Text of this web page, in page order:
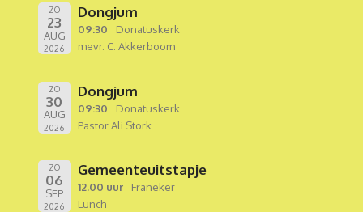
ZO
23
AUG
2026
Dongjum
09:30
Donatuskerk
mevr. C. Akkerboom
ZO
30
AUG
2026
Dongjum
09:30
Donatuskerk
Pastor Ali Stork
ZO
06
SEP
2026
Gemeenteuitstapje
12.00 uur
Franeker
Lunch